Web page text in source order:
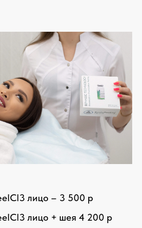
лицо – 3 500 р
лицо + шея 4 200 р